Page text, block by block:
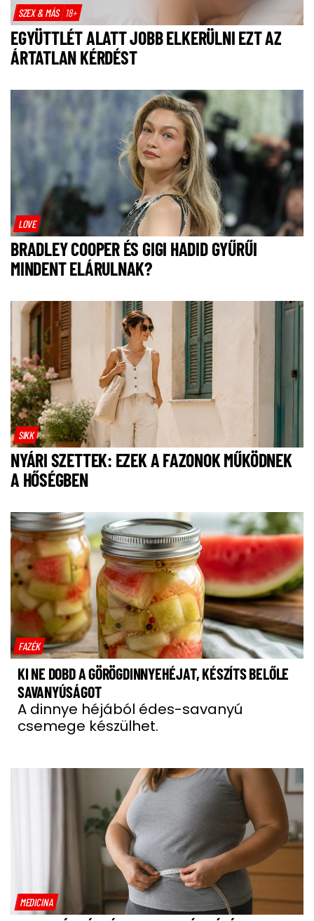
SZEX & MÁS 18+
EGYÜTTLÉT ALATT JOBB ELKERÜLNI EZT AZ
ÁRTATLAN KÉRDÉST
LOVE
BRADLEY COOPER ÉS GIGI HADID GYŰRŰI
MINDENT ELÁRULNAK?
SIKK
NYÁRI SZETTEK: EZEK A FAZONOK MŰKÖDNEK
A HŐSÉGBEN
FAZÉK
KI NE DOBD A GÖRÖGDINNYEHÉJAT, KÉSZÍTS BELŐLE
SAVANYÚSÁGOT
A dinnye héjából édes-savanyú
csemege készülhet.
MEDICINA